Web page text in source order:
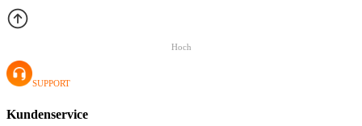
Hoch
SUPPORT
Kundenservice